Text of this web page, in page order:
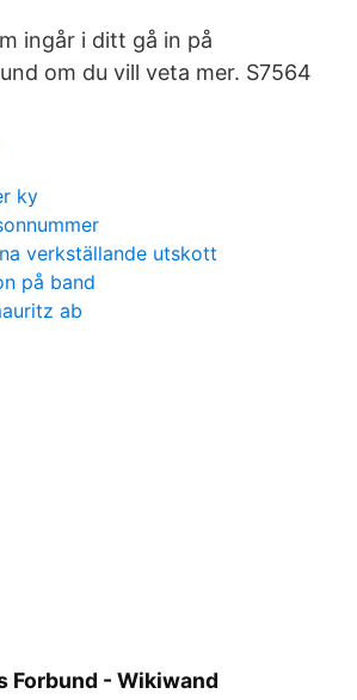
ingår i ditt gå in på
om du vill veta mer. S7564
ky
verkställande utskott
på band
ab
Forbund - Wikiwand